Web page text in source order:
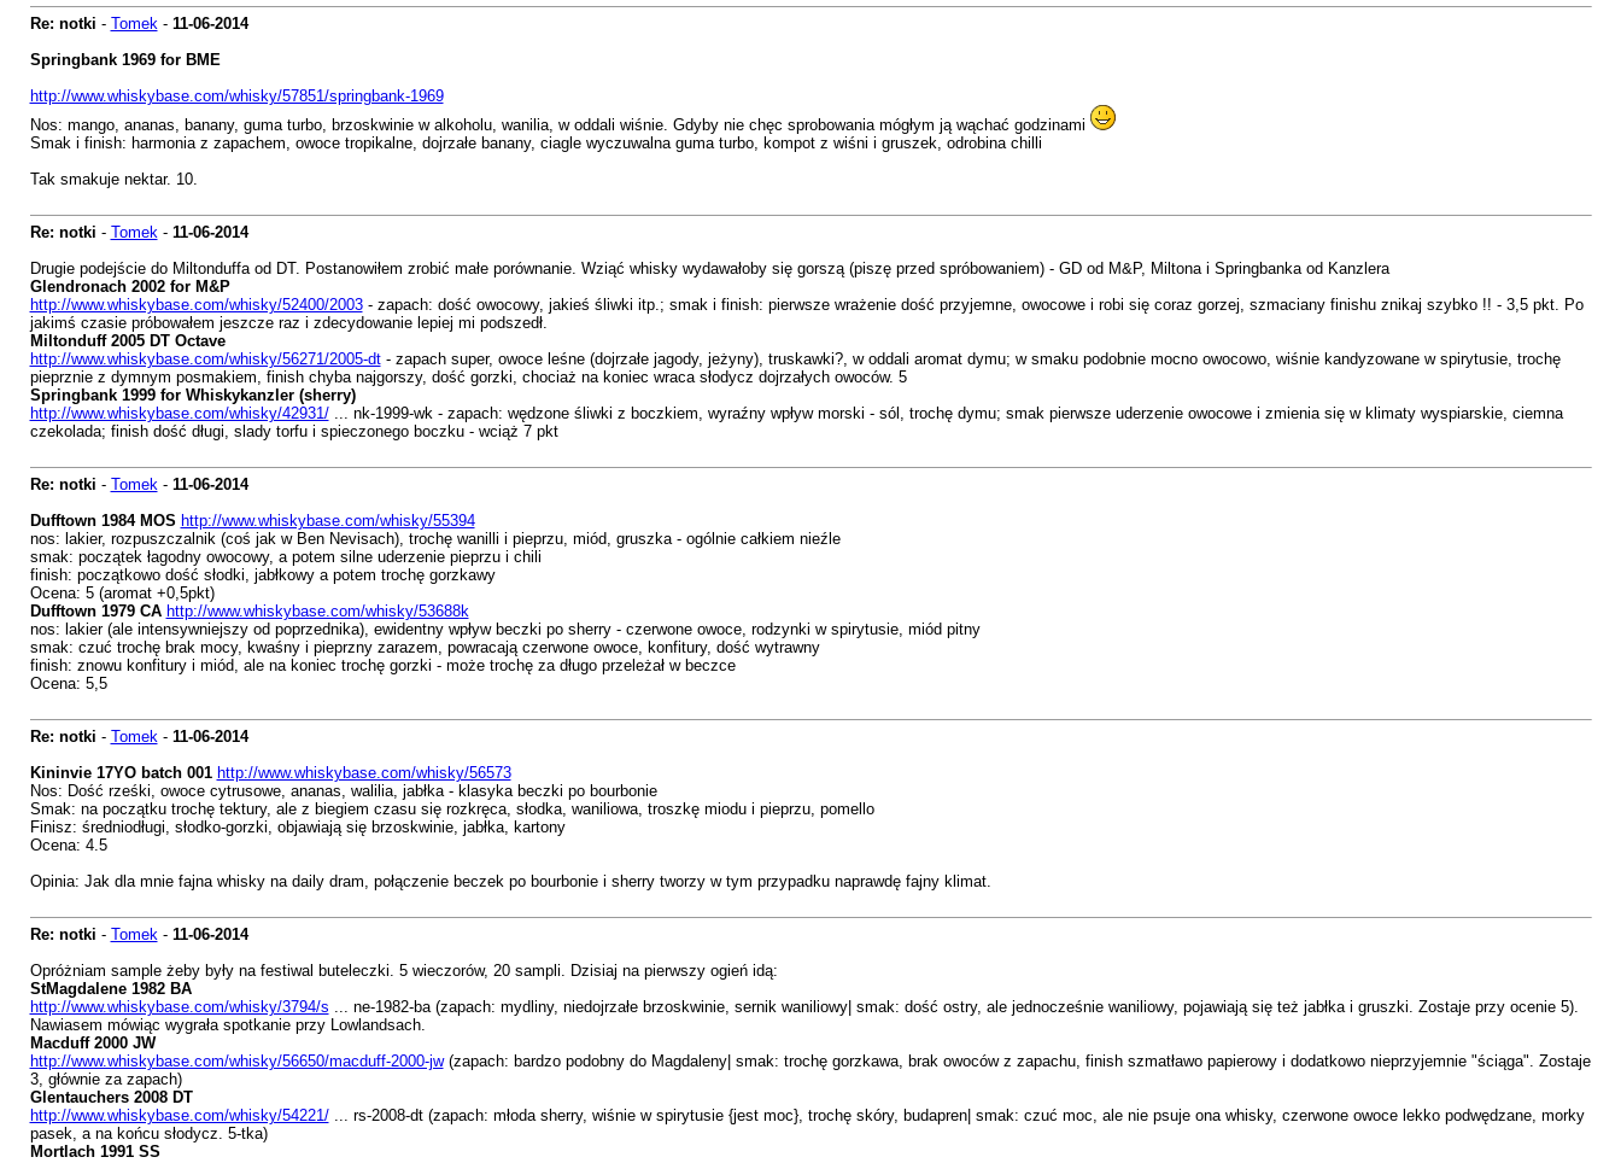
Re: notki - Tomek- 11-06-2014
Springbank 1969 for BME
http://www.whiskybase.com/whisky/57851/springbank-1969
Nos: mango, ananas, banany, guma turbo, brzoskwinie w alkoholu, wanilia, w oddali wiśnie. Gdyby nie chęc sprobowania mógłym ją wąchać godzinami
Smak i finish: harmonia z zapachem, owoce tropikalne, dojrzałe banany, ciagle wyczuwalna guma turbo, kompot z wiśni i gruszek, odrobina chilli
Tak smakuje nektar. 10.
Re: notki - Tomek- 11-06-2014
Drugie podejście do Miltonduffa od DT. Postanowiłem zrobić małe porównanie. Wziąć whisky wydawałoby się gorszą (piszę przed spróbowaniem) - GD od M&P, Miltona i Springbanka od Kanzlera
Glendronach 2002 for M&P
http://www.whiskybase.com/whisky/52400/2003- zapach: dość owocowy, jakieś śliwki itp.; smak i finish: pierwsze wrażenie dość przyjemne, owocowe i robi się coraz gorzej, szmaciany finishu znikaj szybko !! - 3,5 pkt. Po
jakimś czasie próbowałem jeszcze raz i zdecydowanie lepiej mi podszedł.
Miltonduff 2005 DT Octave
http://www.whiskybase.com/whisky/56271/2005-dt- zapach super, owoce leśne (dojrzałe jagody, jeżyny), truskawki?, w oddali aromat dymu; w smaku podobnie mocno owocowo, wiśnie kandyzowane w spirytusie, trochę
pieprznie z dymnym posmakiem, finish chyba najgorszy, dość gorzki, chociaż na koniec wraca słodycz dojrzałych owoców. 5
Springbank 1999 for Whiskykanzler (sherry)
http://www.whiskybase.com/whisky/42931/... nk-1999-wk - zapach: wędzone śliwki z boczkiem, wyraźny wpływ morski - sól, trochę dymu; smak pierwsze uderzenie owocowe i zmienia się w klimaty wyspiarskie, ciemna
czekolada; finish dość długi, slady torfu i spieczonego boczku - wciąż 7 pkt
Re: notki - Tomek- 11-06-2014
Dufftown 1984 MOS http://www.whiskybase.com/whisky/55394
nos: lakier, rozpuszczalnik (coś jak w Ben Nevisach), trochę wanilli i pieprzu, miód, gruszka - ogólnie całkiem nieźle
smak: początek łagodny owocowy, a potem silne uderzenie pieprzu i chili
finish: początkowo dość słodki, jabłkowy a potem trochę gorzkawy
Ocena: 5 (aromat +0,5pkt)
Dufftown 1979 CA http://www.whiskybase.com/whisky/53688k
nos: lakier (ale intensywniejszy od poprzednika), ewidentny wpływ beczki po sherry - czerwone owoce, rodzynki w spirytusie, miód pitny
smak: czuć trochę brak mocy, kwaśny i pieprzny zarazem, powracają czerwone owoce, konfitury, dość wytrawny
finish: znowu konfitury i miód, ale na koniec trochę gorzki - może trochę za długo przeleżał w beczce
Ocena: 5,5
Re: notki - Tomek- 11-06-2014
Kininvie 17YO batch 001 http://www.whiskybase.com/whisky/56573
Nos: Dość rześki, owoce cytrusowe, ananas, walilia, jabłka - klasyka beczki po bourbonie
Smak: na początku trochę tektury, ale z biegiem czasu się rozkręca, słodka, waniliowa, troszkę miodu i pieprzu, pomello
Finisz: średniodługi, słodko-gorzki, objawiają się brzoskwinie, jabłka, kartony
Ocena: 4.5
Opinia: Jak dla mnie fajna whisky na daily dram, połączenie beczek po bourbonie i sherry tworzy w tym przypadku naprawdę fajny klimat.
Re: notki - Tomek- 11-06-2014
Opróżniam sample żeby były na festiwal buteleczki. 5 wieczorów, 20 sampli. Dzisiaj na pierwszy ogień idą:
StMagdalene 1982 BA
http://www.whiskybase.com/whisky/3794/s ... ne-1982-ba (zapach: mydliny, niedojrzałe brzoskwinie, sernik waniliowy| smak: dość ostry, ale jednocześnie waniliowy, pojawiają się też jabłka i gruszki. Zostaje przy ocenie 5).
Nawiasem mówiąc wygrała spotkanie przy Lowlandsach.
Macduff 2000 JW
http://www.whiskybase.com/whisky/56650/macduff-2000-jw(zapach: bardzo podobny do Magdaleny| smak: trochę gorzkawa, brak owoców z zapachu, finish szmatławo papierowy i dodatkowo nieprzyjemnie "ściąga". Zostaje
3, głównie za zapach)
Glentauchers 2008 DT
http://www.whiskybase.com/whisky/54221/... rs-2008-dt (zapach: młoda sherry, wiśnie w spirytusie {jest moc}, trochę skóry, budapren| smak: czuć moc, ale nie psuje ona whisky, czerwone owoce lekko podwędzane, morky
pasek, a na końcu słodycz. 5-tka)
Mortlach 1991 SS